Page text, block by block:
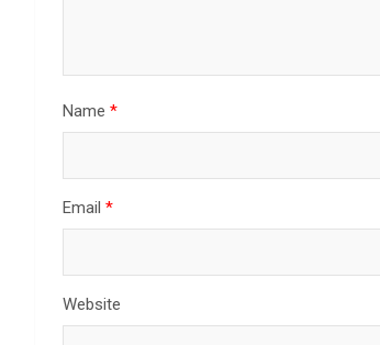
Name *
Email *
Website